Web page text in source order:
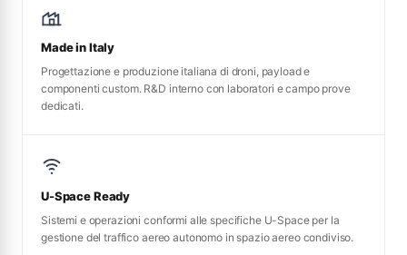
Made in Italy
Progettazione e produzione italiana di droni, payload e
componenti custom. R&D interno con laboratori e campo prove
dedicati.
U-Space Ready
Sistemi e operazioni conformi alle specifiche U-Space per la
gestione del traffico aereo autonomo in spazio aereo condiviso.